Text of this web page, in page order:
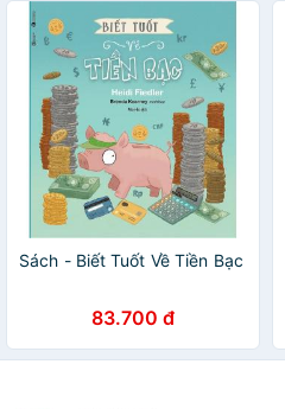
Sách - Biết Tuốt Về Tiền Bạc
83.700 đ